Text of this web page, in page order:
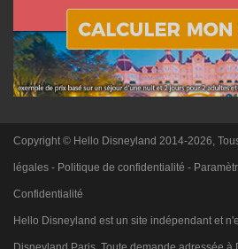
Copyright © Hello Disneyland 2014-2026,
légales - Politique de confidentialité -
Confidentialité
Hello Disneyland est un site indépendant et